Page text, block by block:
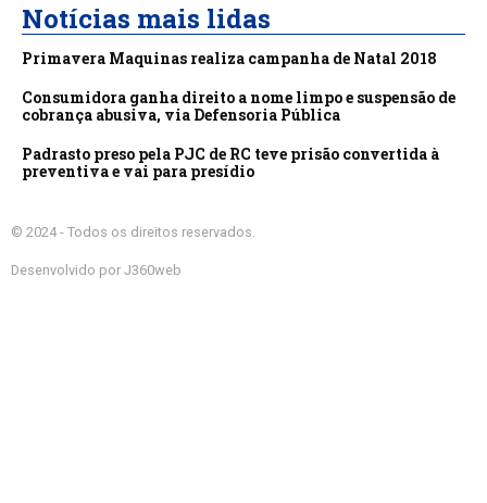
Notícias mais lidas
Primavera Maquinas realiza campanha de Natal 2018
Consumidora ganha direito a nome limpo e suspensão de
cobrança abusiva, via Defensoria Pública
Padrasto preso pela PJC de RC teve prisão convertida à
preventiva e vai para presídio
© 2024 - Todos os direitos reservados.
Desenvolvido por J360web